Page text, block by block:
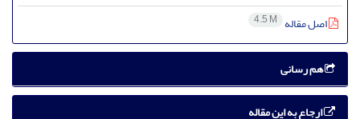
اصل مقاله 4.5 M
هم رسانی
ارجاع به این مقاله